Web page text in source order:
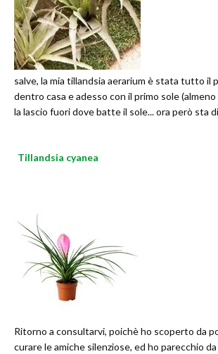
salve, la mia tillandsia aerarium è stata tutto il
dentro casa e adesso con il primo sole
la lascio fuori dove batte il sole... ora però sta
Tillandsia cyanea
Ritorno a consultarvi, poichè ho scoperto da
curare le amiche silenziose, ed ho parecchio